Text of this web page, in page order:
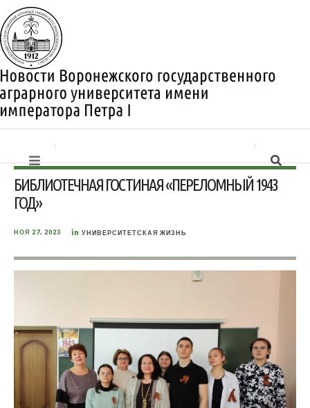
БИБЛИОТЕЧНАЯ ГОСТИНАЯ «ПЕРЕЛОМНЫЙ 1943
ГОД»
НОЯ 27, 2023 in УНИВЕРСИТЕТСКАЯ ЖИЗНЬ